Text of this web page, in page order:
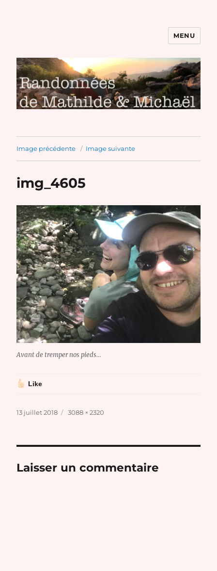
Randonnées de Mathilde et
Michaël
MENU
Image précédente Image suivante
img_4605
Avant de tremper nos pieds…
Like
Publié
13 juillet 2018
Taille
3088 × 2320
Laisser un commentaire